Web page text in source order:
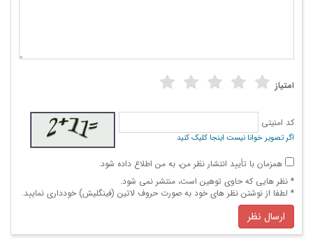
امتیاز
کد امنیتی
اگر تصویر خوانا نیست اینجا کلیک کنید
همزمان با تأیید انتشار نظر من، به من اطلاع داده شود.
* نظر هایی كه حاوی توهین است، منتشر نمی شود.
* لطفا از نوشتن نظر های خود به صورت حروف لاتین (فینگلیش) خودداری نمایید.
ارسال نظر